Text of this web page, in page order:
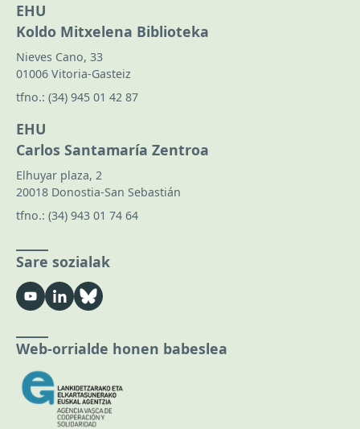
EHU
Koldo Mitxelena Biblioteka
Nieves Cano, 33
01006 Vitoria-Gasteiz
tfno.: (34) 945 01 42 87
EHU
Carlos Santamaría Zentroa
Elhuyar plaza, 2
20018 Donostia-San Sebastián
tfno.: (34) 943 01 74 64
Sare sozialak
Web-orrialde honen babeslea